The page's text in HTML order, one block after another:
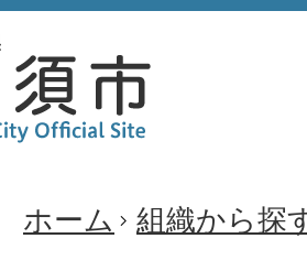
ホーム 組織から探